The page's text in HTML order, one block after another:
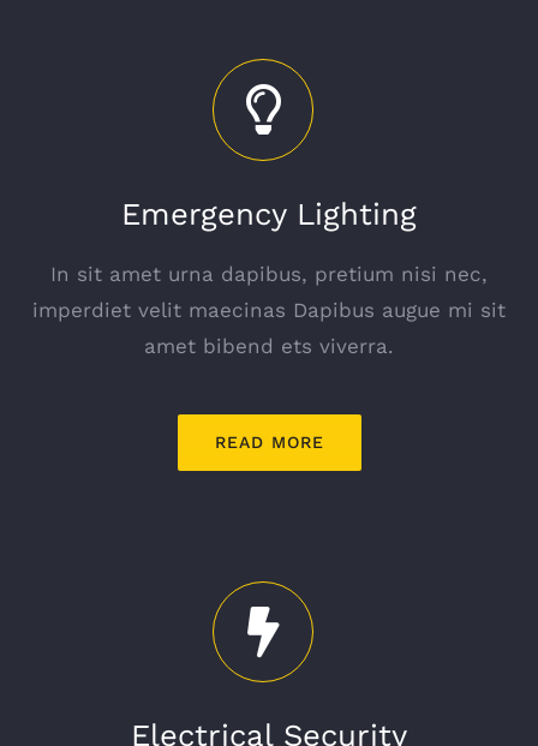
Emergency Lighting
In sit amet urna dapibus, pretium nisi nec,
imperdiet velit maecinas Dapibus augue mi sit
amet bibend ets viverra.
READ MORE
Electrical Security